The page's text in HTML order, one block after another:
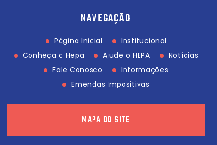
NAVEGAÇÃO
Página Inicial
Institucional
Conheça o Hepa
Ajude o HEPA
Notícias
Fale Conosco
Informações
Emendas Impositivas
MAPA DO SITE